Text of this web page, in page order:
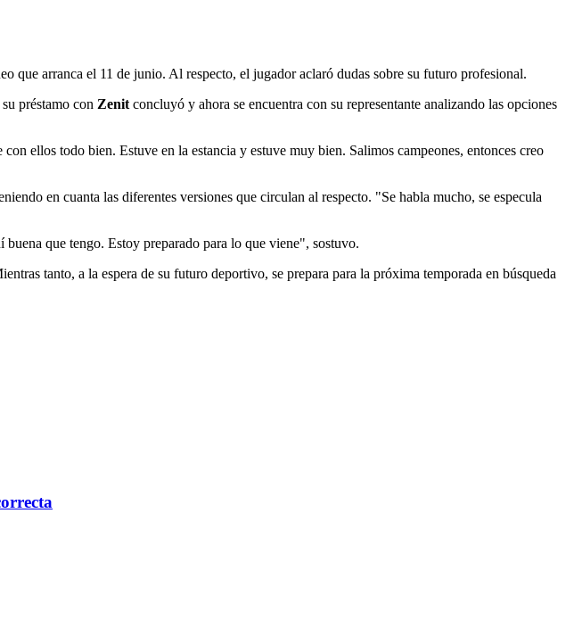
que arranca el 11 de junio. Al respecto, el jugador aclaró dudas sobre su futuro profesional.
préstamo con Zenit concluyó y ahora se encuentra con su representante analizando las opciones
ellos todo bien. Estuve en la estancia y estuve muy bien. Salimos campeones, entonces creo
en cuanta las diferentes versiones que circulan al respecto. "Se habla mucho, se especula
que tengo. Estoy preparado para lo que viene", sostuvo.
tanto, a la espera de su futuro deportivo, se prepara para la próxima temporada en búsqueda